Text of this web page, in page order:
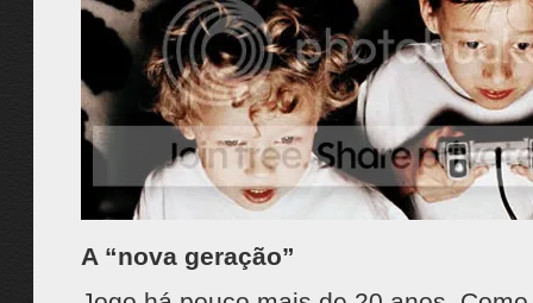
A “nova geração”